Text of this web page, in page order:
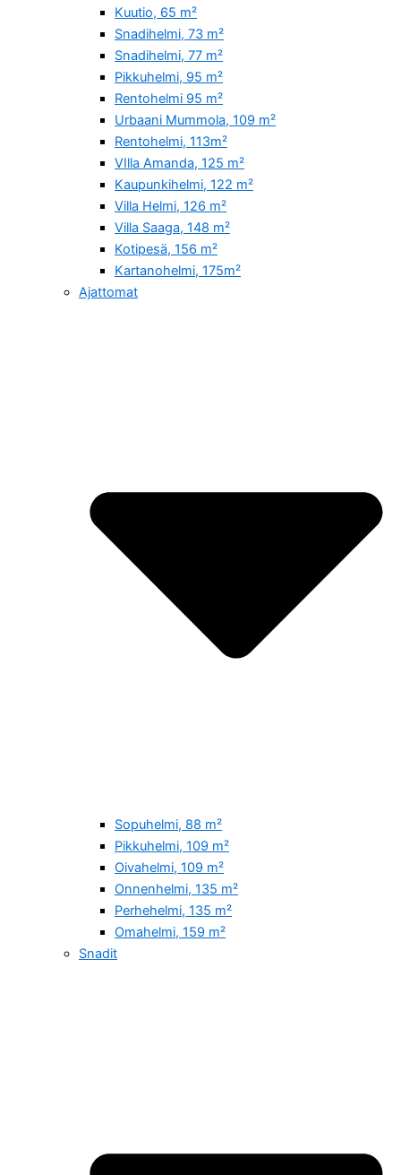
Kuutio, 65 m²
Snadihelmi, 73 m²
Snadihelmi, 77 m²
Pikkuhelmi, 95 m²
Rentohelmi 95 m²
Urbaani Mummola, 109 m²
Rentohelmi, 113m²
VIlla Amanda, 125 m²
Kaupunkihelmi, 122 m²
Villa Helmi, 126 m²
Villa Saaga, 148 m²
Kotipesä, 156 m²
Kartanohelmi, 175m²
Ajattomat
Sopuhelmi, 88 m²
Pikkuhelmi, 109 m²
Oivahelmi, 109 m²
Onnenhelmi, 135 m²
Perhehelmi, 135 m²
Omahelmi, 159 m²
Snadit